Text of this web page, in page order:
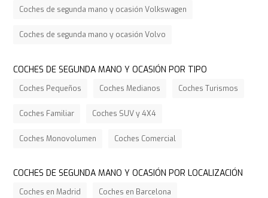
Coches de segunda mano y ocasión Volkswagen
Coches de segunda mano y ocasión Volvo
COCHES DE SEGUNDA MANO Y OCASIÓN POR TIPO
Coches Pequeños Coches Medianos Coches Turismos
Coches Familiar Coches SUV y 4X4
Coches Monovolumen Coches Comercial
COCHES DE SEGUNDA MANO Y OCASIÓN POR LOCALIZACIÓN
Coches en Madrid Coches en Barcelona